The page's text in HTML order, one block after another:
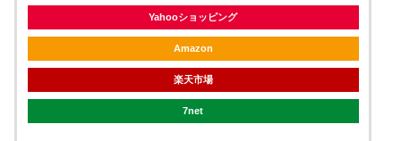
Yahooショッピング
Amazon
楽天市場
7net